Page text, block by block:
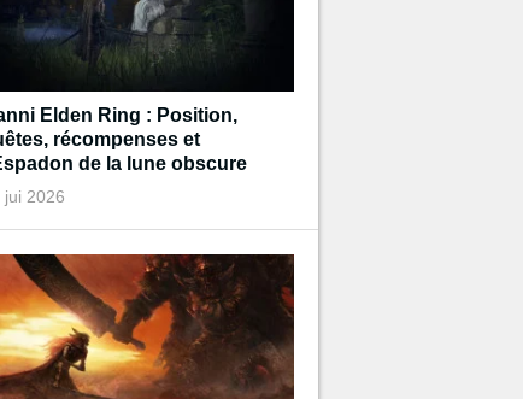
Elden Ring : Position,
récompenses et
de la lune obscure
jui 2026